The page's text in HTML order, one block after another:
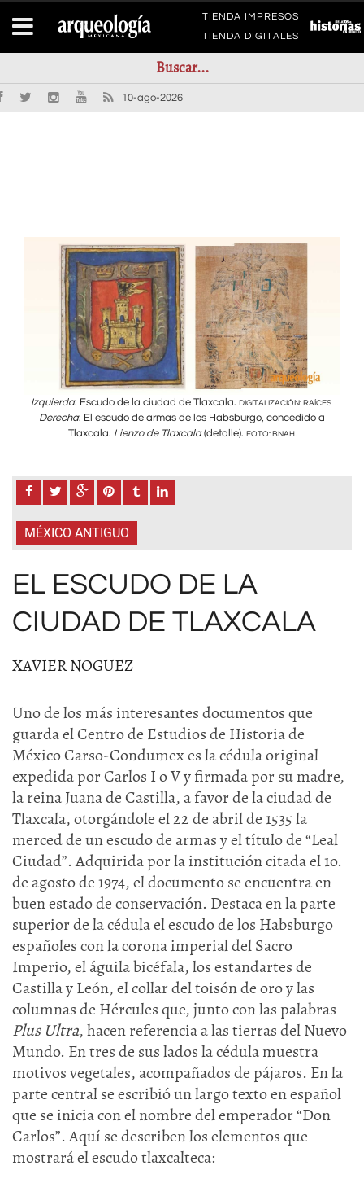
TIENDA IMPRESOS
TIENDA DIGITALES
10-ago-2026
Izquierda: Escudo de la ciudad de Tlaxcala. DIGITALIZACIÓN: RAÍCES.
Derecha: El escudo de armas de los Habsburgo, concedido a
Tlaxcala. Lienzo de Tlaxcala(detalle). FOTO: BNAH.
MÉXICO ANTIGUO
EL ESCUDO DE LA
CIUDAD DE TLAXCALA
XAVIER NOGUEZ
Uno de los más interesantes documentos que
guarda el Centro de Estudios de Historia de
México Carso-Condumex es la cédula original
expedida por Carlos I o V y firmada por su madre,
la reina Juana de Castilla, a favor de la ciudad de
Tlaxcala, otorgándole el 22 de abril de 1535 la
merced de un escudo de armas y el título de “Leal
Ciudad”. Adquirida por la institución citada el 1o.
de agosto de 1974, el documento se encuentra en
buen estado de conservación. Destaca en la parte
superior de la cédula el escudo de los Habsburgo
españoles con la corona imperial del Sacro
Imperio, el águila bicéfala, los estandartes de
Castilla y León, el collar del toisón de oro y las
columnas de Hércules que, junto con las palabras
Plus Ultra, hacen referencia a las tierras del Nuevo
Mundo. En tres de sus lados la cédula muestra
motivos vegetales, acompañados de pájaros. En la
parte central se escribió un largo texto en español
que se inicia con el nombre del emperador “Don
Carlos”. Aquí se describen los elementos que
mostrará el escudo tlaxcalteca: